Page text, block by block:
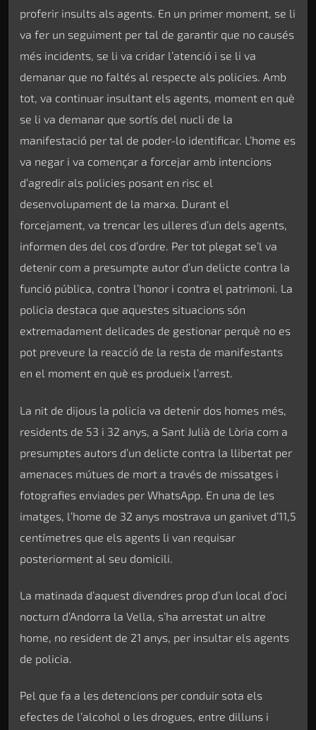
proferir insults als agents. En un primer moment, se li
va fer un seguiment per tal de garantir que no causés
més incidents, se li va cridar l’atenció i se li va
demanar que no faltés al respecte als policies. Amb
tot, va continuar insultant els agents, moment en què
se li va demanar que sortís del nucli de la
manifestació per tal de poder-lo identificar. L’home es
va negar i va començar a forcejar amb intencions
d’agredir als policies posant en risc el
desenvolupament de la marxa. Durant el
forcejament, va trencar les ulleres d’un dels agents,
informen des del cos d’ordre. Per tot plegat se’l va
detenir com a presumpte autor d’un delicte contra la
funció pública, contra l’honor i contra el patrimoni. La
policia destaca que aquestes situacions són
extremadament delicades de gestionar perquè no es
pot preveure la reacció de la resta de manifestants
en el moment en què es produeix l’arrest.
La nit de dijous la policia va detenir dos homes més,
residents de 53 i 32 anys, a Sant Julià de Lòria com a
presumptes autors d’un delicte contra la llibertat per
amenaces mútues de mort a través de missatges i
fotografies enviades per WhatsApp. En una de les
imatges, l’home de 32 anys mostrava un ganivet d’11,5
centímetres que els agents li van requisar
posteriorment al seu domicili.
La matinada d’aquest divendres prop d’un local d’oci
nocturn d’Andorra la Vella, s’ha arrestat un altre
home, no resident de 21 anys, per insultar els agents
de policia.
Pel que fa a les detencions per conduir sota els
efectes de l’alcohol o les drogues, entre dilluns i